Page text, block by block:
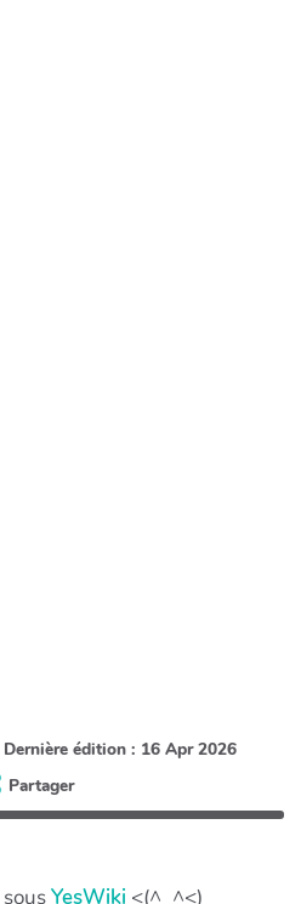
Dernière édition : 16 Apr 2026
Partager
YesWiki <(^_^<)